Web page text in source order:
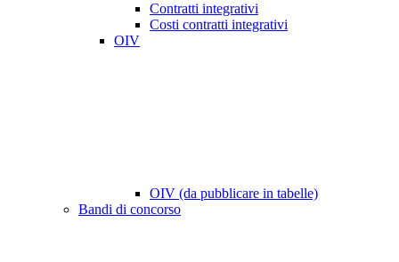
Contratti integrativi
Costi contratti integrativi
OIV
OIV (da pubblicare in tabelle)
Bandi di concorso